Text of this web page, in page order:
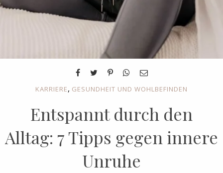
KARRIERE, GESUNDHEIT UND WOHLBEFINDEN
Entspannt durch den
Alltag: 7 Tipps gegen innere
Unruhe